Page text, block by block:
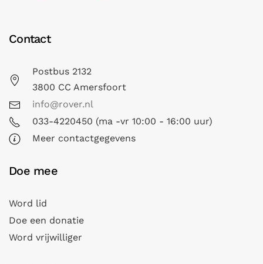
Contact
Postbus 2132
3800 CC Amersfoort
info@rover.nl
033-4220450 (ma -vr 10:00 - 16:00 uur)
Meer contactgegevens
Doe mee
Word lid
Doe een donatie
Word vrijwilliger